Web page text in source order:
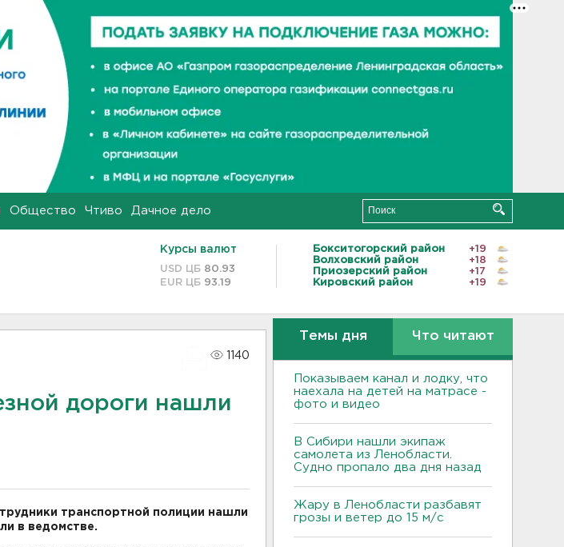
Общество Чтиво Дачное дело
Курсы валют
USD ЦБ 80.93
EUR ЦБ 93.19
Бокситогорский район
+19
Волховский район
+18
Приозерский район
+17
Кировский район
+19
1140
дороги нашли
транспортной полиции нашли
в ведомстве.
Темы дня Что читают
Показываем канал и лодку, что
наехала на детей на матрасе -
фото и видео
В Сибири нашли экипаж
самолета из Ленобласти.
Судно пропало два дня назад
Жару в Ленобласти разбавят
грозы и ветер до 15 м/с